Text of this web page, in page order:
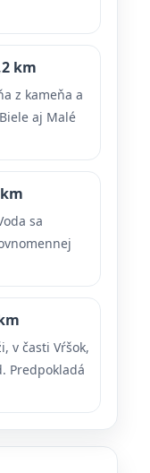
km
z kameňa a
aj Malé
sa
v časti Vŕšok,
Predpokladá